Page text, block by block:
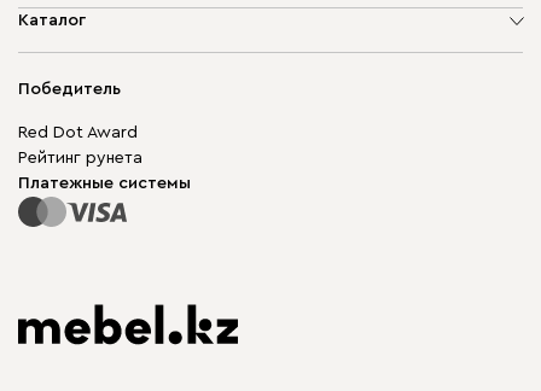
О компании
Гарантия
Для бизнеса
Карта сайта
Каталог
Корпусная мебель
Модульная мебель
Столы и стулья
Победитель
Red Dot Award
Рейтинг рунета
Платежные системы